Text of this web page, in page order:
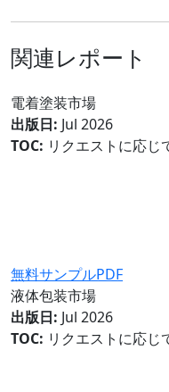
関連レポート
電着塗装市場
出版日: Jul 2026
TOC: リクエストに応じ
無料サンプルPDF
液体包装市場
出版日: Jul 2026
TOC: リクエストに応じ